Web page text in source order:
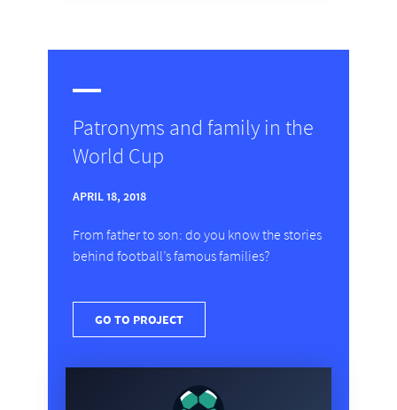
Patronyms and family in the
World Cup
APRIL 18, 2018
From father to son: do you know the stories
behind football’s famous families?
GO TO PROJECT